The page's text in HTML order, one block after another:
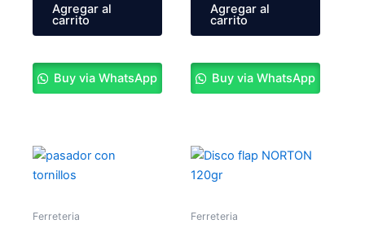
Agregar al
carrito
Buy via WhatsApp
Agregar al
carrito
Buy via WhatsApp
Ferreteria Ferreteria